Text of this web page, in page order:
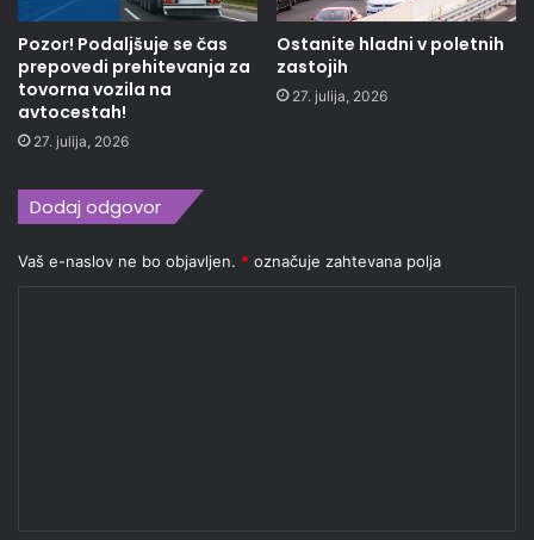
Pozor! Podaljšuje se čas
prepovedi prehitevanja za
tovorna vozila na
avtocestah!
27. julija, 2026
Ostanite hladni v poletnih
zastojih
27. julija, 2026
Dodaj odgovor
Vaš e-naslov ne bo objavljen. * označuje zahtevana polja